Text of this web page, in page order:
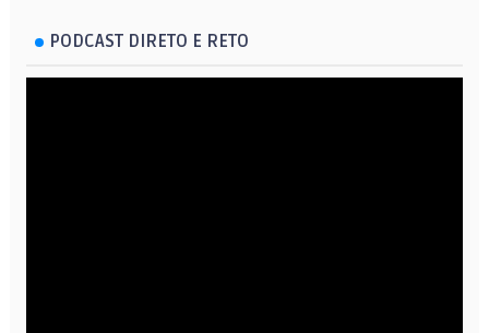
PODCAST DIRETO E RETO